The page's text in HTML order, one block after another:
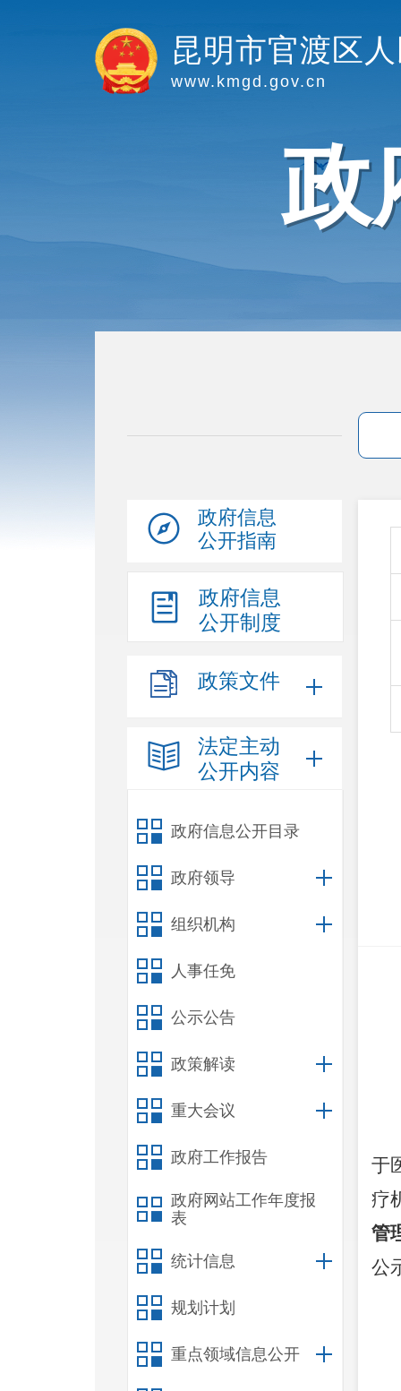
昆明市官渡区
www.kmgd.gov.cn
政
政府信息
公开指南
政府信息
公开制度
政策文件
法定主动
公开内容
政府信息公开目录
政府领导
组织机构
人事任免
公示公告
政策解读
重大会议
政府工作报告
政府网站工作年度报
表
统计信息
规划计划
重点领域信息公开
于
疗
管
公